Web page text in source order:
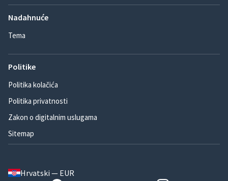
Nadahnuće
Tema
Politike
Politika kolačića
Politika privatnosti
Zakon o digitalnim uslugama
Sitemap
Hrvatski — EUR